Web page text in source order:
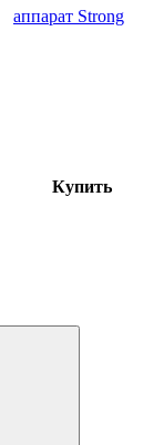
аппарат Strong
Купить